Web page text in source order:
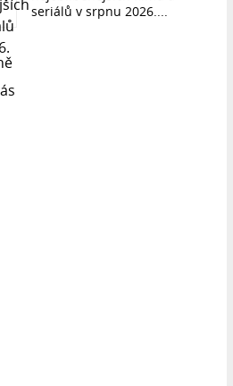
seriálů v srpnu 2026....